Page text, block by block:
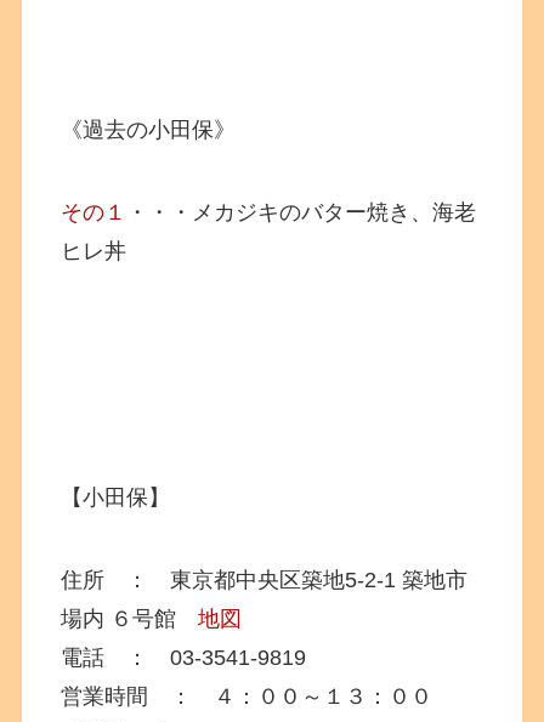
《過去の小田保》
その１ ・・・メカジキのバター焼き、海老
ヒレ丼
【小田保】
住所 ： 東京都中央区築地5-2-1 築地市
場内 ６号館地図
電話 ： 03-3541-9819
営業時間 ： ４：００～１３：００